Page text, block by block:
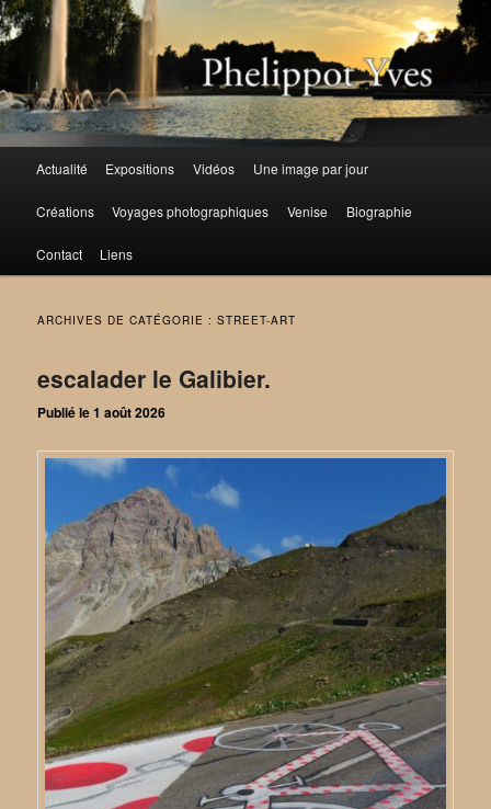
Aller
au
contenu
principal
Aller
au
contenu
secondaire
Actualité Expositions Vidéos Une image par jour
Créations Voyages photographiques Venise Biographie
Contact Liens
ARCHIVES DE CATÉGORIE :STREET-ART
escalader le Galibier.
Publié le1 août 2026